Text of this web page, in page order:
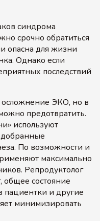
синдрома
срочно обратиться
опасна для жизни
Однако если
последствий
осложнение ЭКО, но в
предотвратить.
используют
По возможности и
максимально
Репродуктолог
общее состояние
пациентки и другие
минимизировать